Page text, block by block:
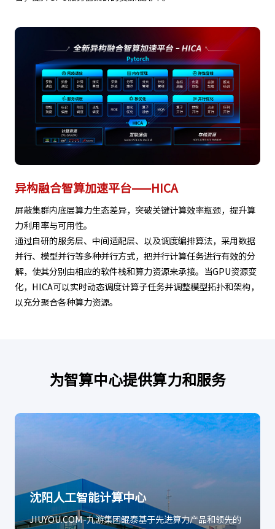
屏蔽集群内底层算力生态差异，突破关键计算效率瓶颈，提升算
力利用率与可用性。
通过自研的服务层、中间适配层、以及调度编排算法，采用数据
并行、模型并行等多种并行方式，把并行计算任务进行有效的分
解，使其分别由相应的软件栈和算力资源来承接。当GPU资源变
化，HICA可以实时动态调度计算子任务并调整模型拓扑和架构，
以充分聚合各种算力资源。
沈阳人工智能计算中心
JIUYOU.COM-九游集团鲲泰基于先进算力产品和领先的
部署、运维、服务，为沈阳人工智能计算中心打造高可